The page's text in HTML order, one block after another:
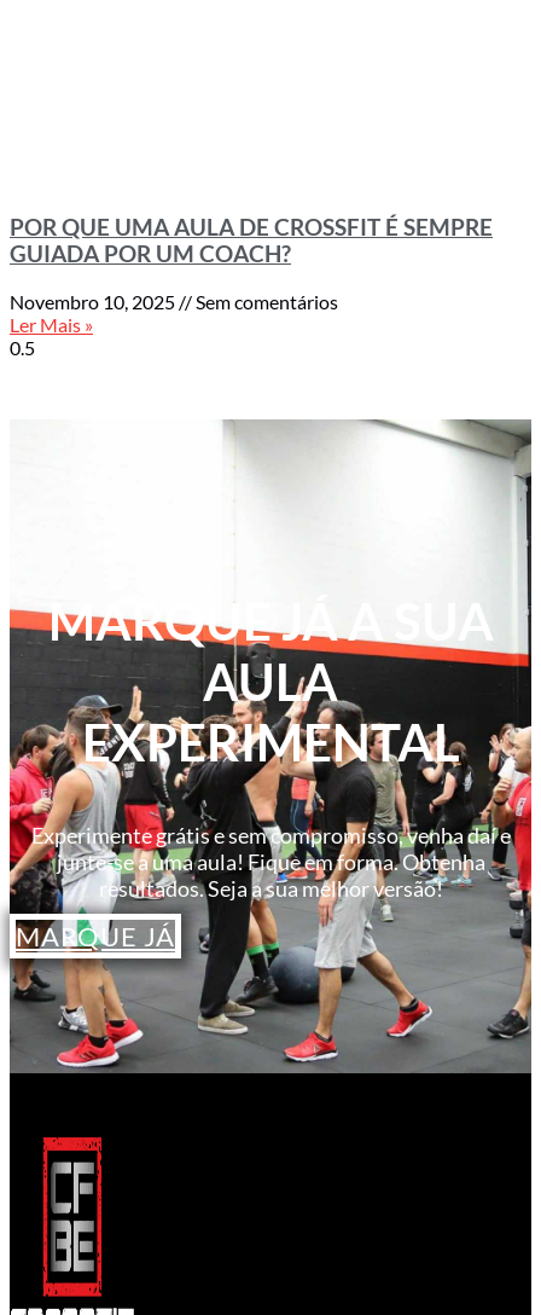
POR QUE UMA AULA DE CROSSFIT É SEMPRE
GUIADA POR UM COACH?
Novembro 10, 2025
Sem comentários
Ler Mais »
MARQUE JÁ A SUA
AULA
EXPERIMENTAL
Experimente grátis e sem compromisso, venha daí e
junte-se a uma aula! Fique em forma. Obtenha
resultados. Seja a sua melhor versão!
MARQUE JÁ